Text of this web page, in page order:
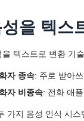
성을 텍스
을 텍스트로 변환 기
자 종속: 주로 받아
자 비종속: 전화 애
가지 음성 인식 시